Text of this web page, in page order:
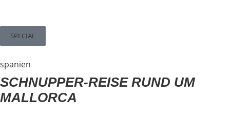
SPECIAL
spanien
SCHNUPPER-REISE RUND UM
MALLORCA